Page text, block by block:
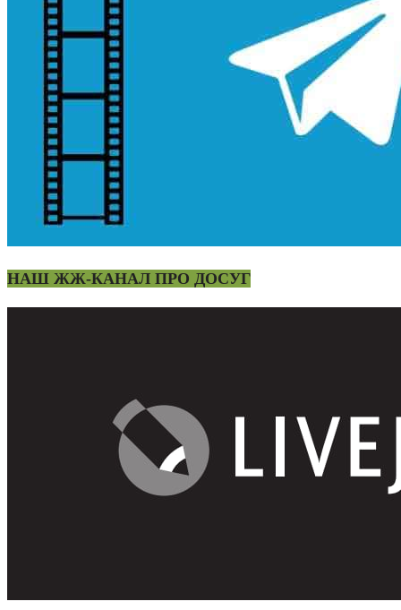
НАШ ЖЖ-КАНАЛ ПРО ДОСУГ